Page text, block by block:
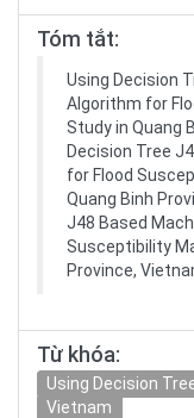
Tóm tắt:
Using Decision
Algorithm for
Study in Quang
Decision Tree
for Flood
Quang Binh
J48 Based
Susceptibility
Province,
Từ khóa:
Using Decision
Vietnam